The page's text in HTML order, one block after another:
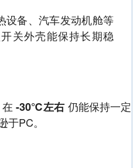
设备、汽车发动机舱等
关外壳能保持长期稳
在-30℃左右 仍能保持一定
PC。